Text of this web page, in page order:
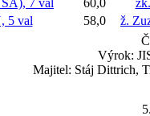
7 val 60,0
5 val 58,0
ž.
Výrok:
Majitel: Stáj Dittrich,